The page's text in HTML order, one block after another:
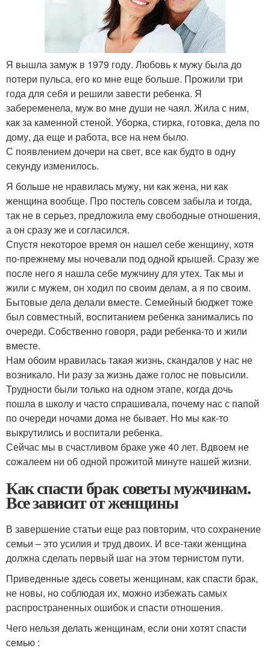
Я вышла замуж в 1979 году. Любовь к мужу была до
потери пульса, его ко мне еще больше. Прожили три
года для себя и решили завести ребенка. Я
забеременела, муж во мне души не чаял. Жила с ним,
как за каменной стеной. Уборка, стирка, готовка, дела по
дому, да еще и работа, все на нем было.
С появлением дочери на свет, все как будто в одну
секунду изменилось.
Я больше не нравилась мужу, ни как жена, ни как
женщина вообще. Про постель совсем забыла и тогда,
так не в серьез, предложила ему свободные отношения,
а он сразу же и согласился.
Спустя некоторое время он нашел себе женщину, хотя
по-прежнему мы ночевали под одной крышей. Сразу же
после него я нашла себе мужчину для утех. Так мы и
жили с мужем, он ходил по своим делам, а я по своим.
Бытовые дела делали вместе. Семейный бюджет тоже
был совместный, воспитанием ребенка занимались по
очереди. Собственно говоря, ради ребенка-то и жили
вместе.
Нам обоим нравилась такая жизнь, скандалов у нас не
возникало. Ни разу за жизнь даже голос не повысили.
Трудности были только на одном этапе, когда дочь
пошла в школу и часто спрашивала, почему нас с папой
по очереди ночами дома не бывает. Но мы как-то
выкрутились и воспитали ребенка.
Сейчас мы в счастливом браке уже 40 лет. Вдвоем не
сожалеем ни об одной прожитой минуте нашей жизни.
Как спасти брак советы мужчинам.
Все зависит от женщины
В завершение статьи еще раз повторим, что сохранение
семьи – это усилия и труд двоих. И все-таки женщина
должна сделать первый шаг на этом тернистом пути.
Приведенные здесь советы женщинам, как спасти брак,
не новы, но соблюдая их, можно избежать самых
распространенных ошибок и спасти отношения.
Чего нельзя делать женщинам, если они хотят спасти
семью :